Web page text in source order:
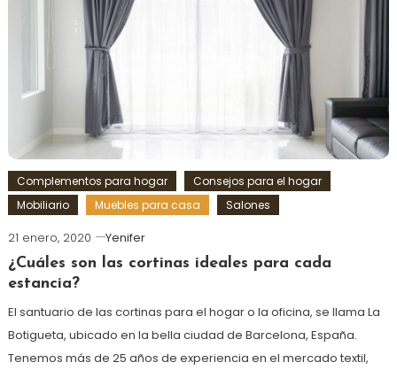
Complementos para hogar
Consejos para el hogar
Mobiliario
Muebles para casa Salones
21 enero, 2020
Yenifer
¿Cuáles son las cortinas ideales para cada
estancia?
El santuario de las cortinas para el hogar o la oficina, se llama La
Botigueta, ubicado en la bella ciudad de Barcelona, España.
Tenemos más de 25 años de experiencia en el mercado textil,